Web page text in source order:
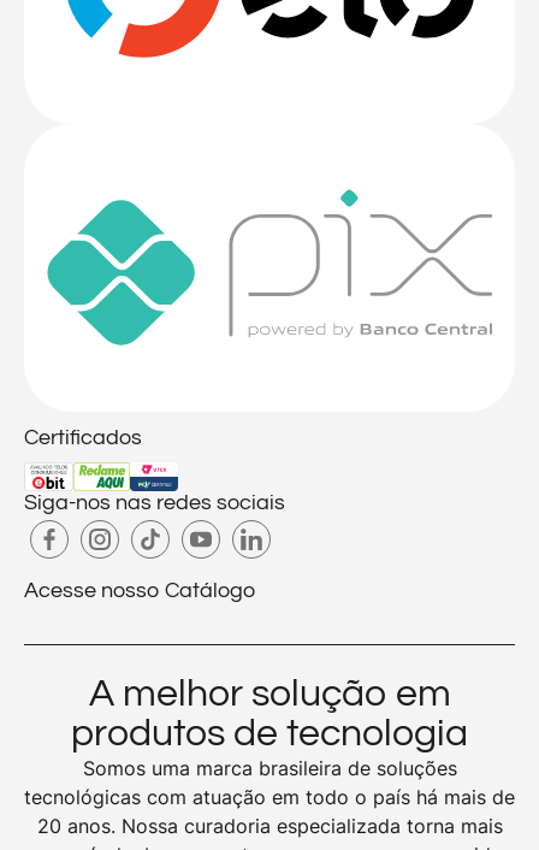
Certificados
Siga-nos nas redes sociais
Acesse nosso Catálogo
A melhor solução em
produtos de tecnologia
Somos uma marca brasileira de soluções
tecnológicas com atuação em todo o país há mais de
20 anos. Nossa curadoria especializada torna mais